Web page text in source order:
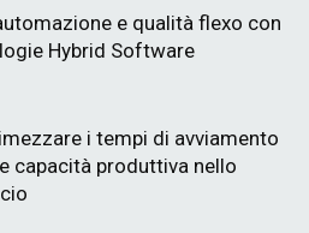
e qualità flexo con
Hybrid Software
i tempi di avviamento
capacità produttiva nello